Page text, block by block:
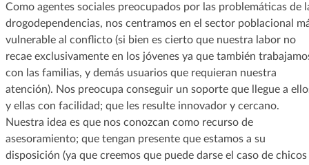
Como agentes sociales preocupados por las problemáticas de
drogodependencias, nos centramos en el sector poblacional
vulnerable al conflicto (si bien es cierto que nuestra labor no
recae exclusivamente en los jóvenes ya que también
con las familias, y demás usuarios que requieran nuestra
atención). Nos preocupa conseguir un soporte que llegue a
y ellas con facilidad; que les resulte innovador y cercano.
Nuestra idea es que nos conozcan como recurso de
asesoramiento; que tengan presente que estamos a su
disposición (ya que creemos que puede darse el caso de